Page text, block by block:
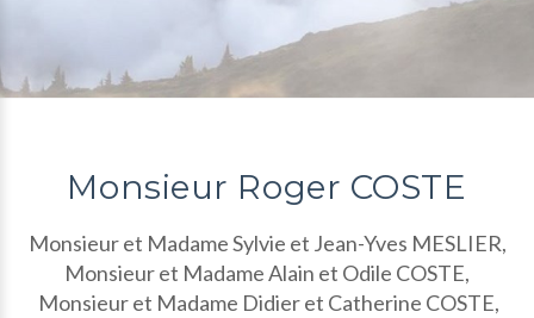
Monsieur Roger COSTE
Monsieur et Madame Sylvie et Jean-Yves MESLIER,
Monsieur et Madame Alain et Odile COSTE,
Monsieur et Madame Didier et Catherine COSTE,